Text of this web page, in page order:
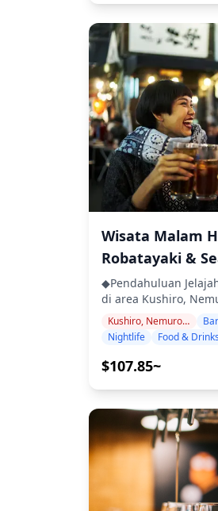
unik untuk
yang akan
wisatawan, sambil
hangat dengan
Kunjungi tiga
Anda di area
mencakup ketiga
kecil memastikan
otentik ・Nikmati
dan hidangan
(daging kambing
budaya lokal dan
Anda ・Rasakan
ramai dan ramah
setempat ◆Termasuk ・2 minuman di masing-
masing dari 3
Makan malam:
makanan laut ・
dari warung makan,
Termasuk ・
hotel ・Tip ・Biaya
atau makanan
dalam biaya tur ・
belanja ◆Info Tambahan ・Jumlah maksimum
peserta untuk tur ini
anak harus
Alkohol hanya
20 tahun ke atas
・Harap perhatikan
di dapur yang
kami tidak dapat
Wisata Malam
Robatayaki &
◆Pendahuluan
di area Kushiro,
bar hopping
izakaya atau bar
laut segar dan
di setiap kota. Cicipi
bir kerajinan lokal
mengungkap
akan pernah
wisatawan sendiri. ・Kunjungi tiga izakaya atau
bar di lokasi pilihan
tidak mencakup
kelompok kecil
intim dan otentik ・
Kushiro, Nemuro, Akan
Nightlife
Food & Drinks
$107.85~